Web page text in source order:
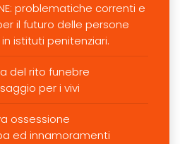
problematiche correnti e
il futuro delle persone
istituti penitenziari.
del rito funebre
per i vivi
ossessione
ed innamoramenti